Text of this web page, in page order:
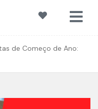
de Começo de Ano: